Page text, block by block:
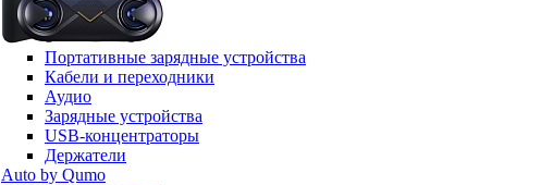
Портативные зарядные устройства
Кабели и переходники
Аудио
Зарядные устройства
USB-концентраторы
Держатели
Auto by Qumo